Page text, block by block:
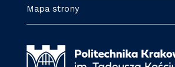
Mapa strony